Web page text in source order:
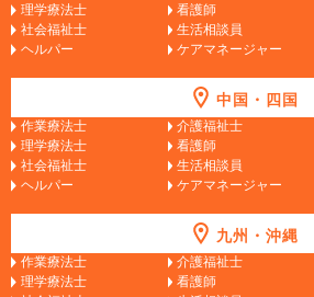
理学療法士
看護師
社会福祉士
生活相談員
ヘルパー
ケアマネージャー
中国・四国
作業療法士 介護福祉士
理学療法士
看護師
社会福祉士
生活相談員
ヘルパー
ケアマネージャー
九州・沖縄
作業療法士 介護福祉士
理学療法士
看護師